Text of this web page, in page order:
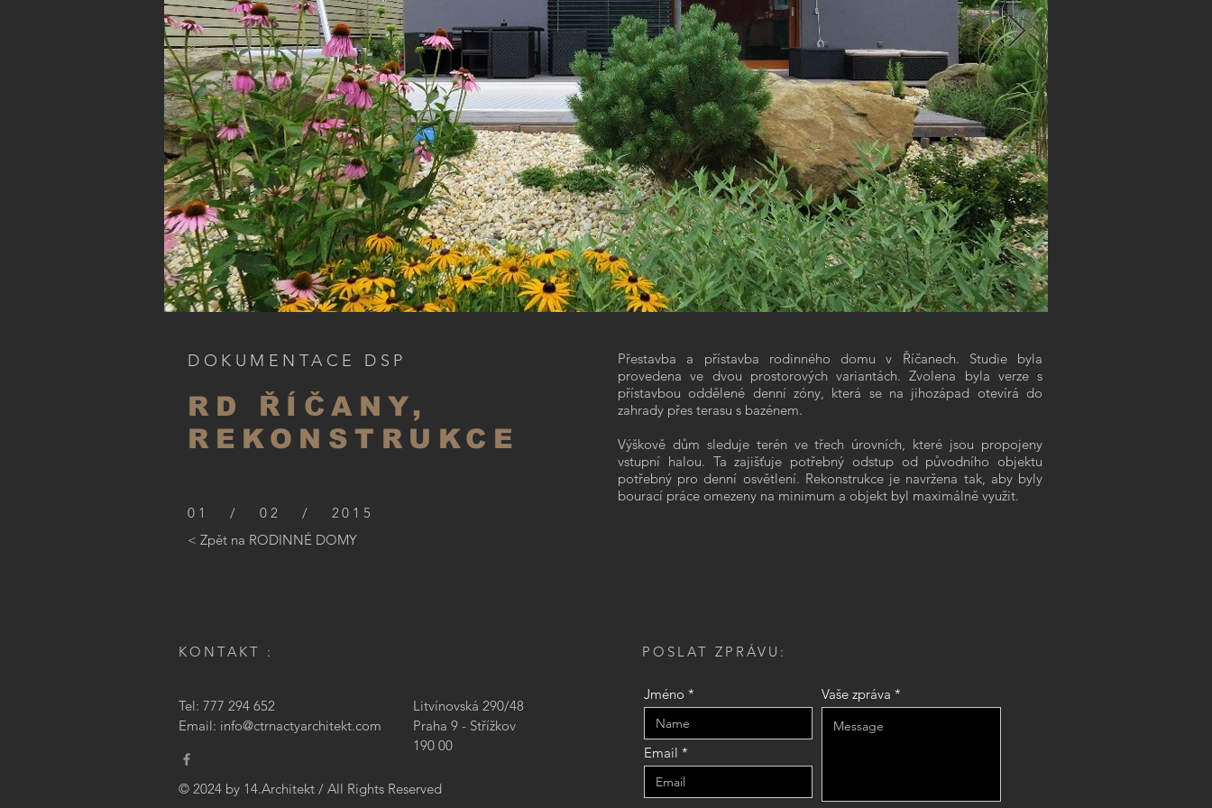
přístavba rodinného domu v Říčanech
DOKUMENTACE DSP
RD ŘÍČANY,
REKONSTRUKCE
Přestavba a přístavba rodinného domu v Říčanech. Studie byla
provedena ve dvou prostorových variantách. Zvolena byla verze s
přístavbou oddělené denní zóny, která se na jihozápad otevírá do
zahrady přes terasu s bazénem.
Výškově dům sleduje terén ve třech úrovních, které jsou propojeny
vstupní halou. Ta zajišťuje potřebný odstup od původního objektu
potřebný pro denní osvětlení. Rekonstrukce je navržena tak, aby byly
bourací práce omezeny na minimum a objekt byl maximálně využit.
01 / 02 / 2015
< Zpět na RODINNÉ DOMY
KONTAKT :
Tel: 777 294 652
Email: info@ctrnactyarchitekt.com
Litvínovská 290/48
Praha 9 - Střížkov
190 00
© 2024 by 14.Architekt / All Rights Reserved
POSLAT ZPRÁVU:
Jméno
Email
Vaše zpráva